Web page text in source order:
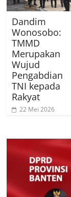
Dandim
Wonosobo:
TMMD
Merupakan
Wujud
Pengabdian
TNI kepada
Rakyat
22 Mei 2026